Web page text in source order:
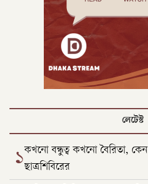
লেটেস্ট
১কখনো বন্ধুত্ব কখনো বৈরিতা,
ছাত্রশিবিরের